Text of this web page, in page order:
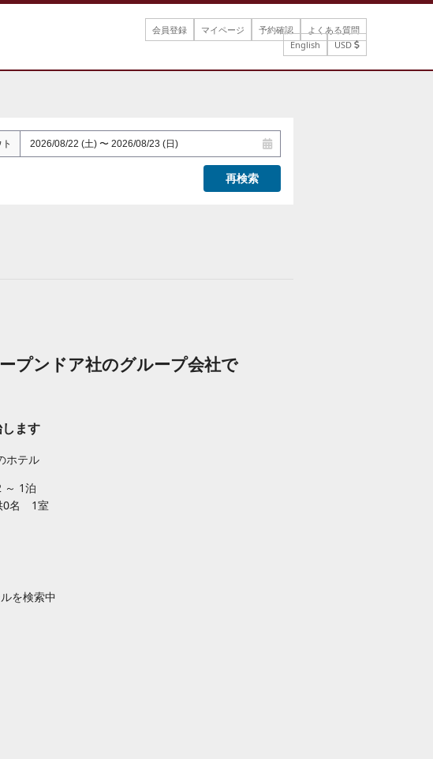
会員登録 マイページ 予約確認
よくある質問
English
USD
再検索
プンドア社のグループ会社で
ます
ホテル
～ 1泊
0名 1室
を検索中